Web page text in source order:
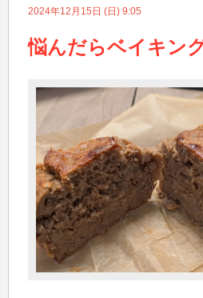
2024年12月15日 (日) 9:05
悩んだらベイキン